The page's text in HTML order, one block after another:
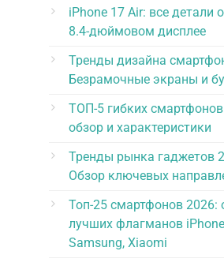
Тип
резервный
9
160,
руб.
интерактивный
24
430,
iPhone 17 Air: все детали
8.4-дюймовом дисплее
Тренды дизайна
Безрамочные экраны и
ТОП-5 гибких
обзор и характеристики
Тренды рынка гаджетов
Обзор ключевых
Топ-25 смартфонов 2026:
лучших флагманов
Samsung, Xiaomi